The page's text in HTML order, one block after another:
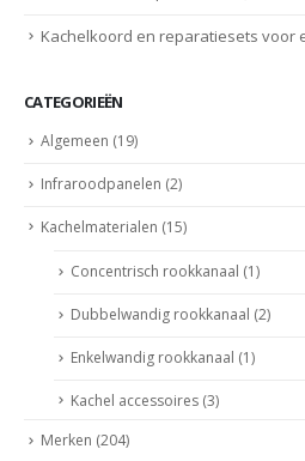
Kachelkoord en reparatiesets voor
CATEGORIEËN
Algemeen (19)
Infraroodpanelen (2)
Kachelmaterialen (15)
Concentrisch rookkanaal (1)
Dubbelwandig rookkanaal (2)
Enkelwandig rookkanaal (1)
Kachel accessoires (3)
Merken (204)